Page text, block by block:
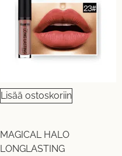
Lisää ostoskoriin
MAGICAL HALO
LONGLASTING